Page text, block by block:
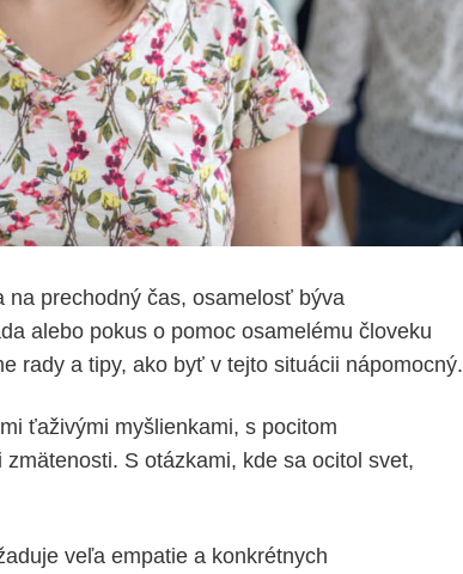
prechodný čas, osamelosť býva
alebo pokus o pomoc osamelému človeku
rady a tipy, ako byť v tejto situácii nápomocný.
ťaživými myšlienkami, s pocitom
zmätenosti. S otázkami, kde sa ocitol svet,
veľa empatie a konkrétnych